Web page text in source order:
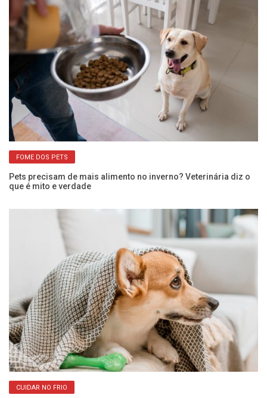
FOME DOS PETS
Pets precisam de mais alimento no inverno? Veterinária diz o
que é mito e verdade
CUIDAR NO FRIO